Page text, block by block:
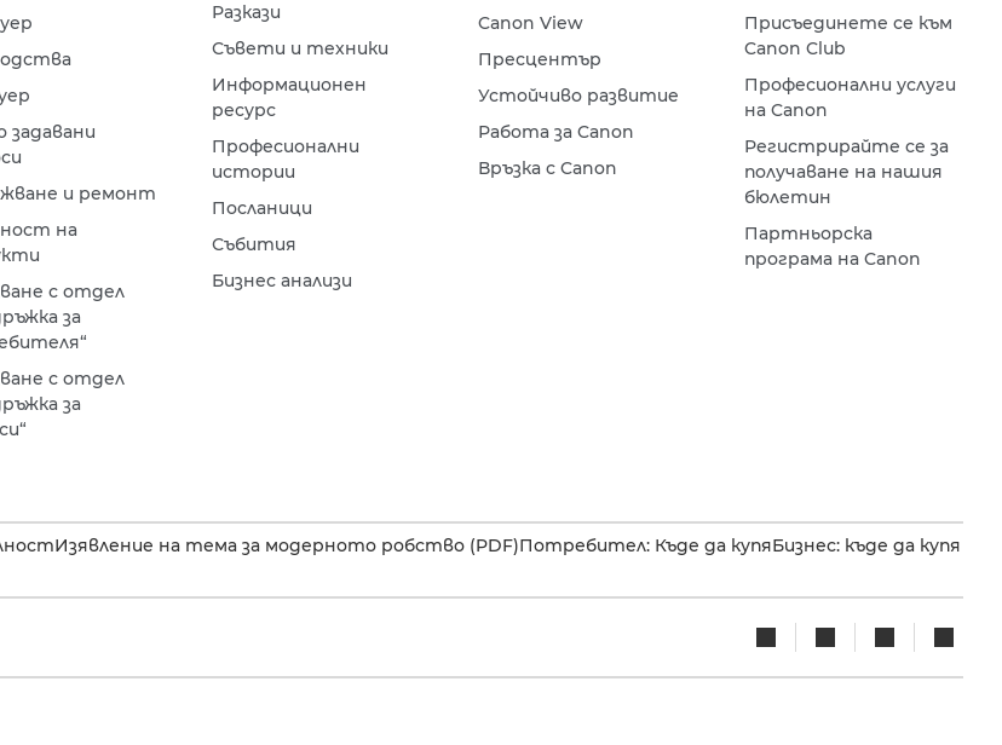
задавани
и ремонт
на
с отдел
за
с отдел
за
Разкази
Съвети и техники
Информационен
ресурс
Професионални
истории
Посланици
Събития
Бизнес анализи
Canon View
Пресцентър
Устойчиво развитие
Работа за Canon
Връзка с Canon
Присъединете се към
Canon Club
Професионални услуги
на Canon
Регистрирайте се за
получаване на нашия
бюлетин
Партньорска
програма на Canon
Изявление на тема за модерното робство (PDF)Потребител: Къде да купяБизнес: къде да купя